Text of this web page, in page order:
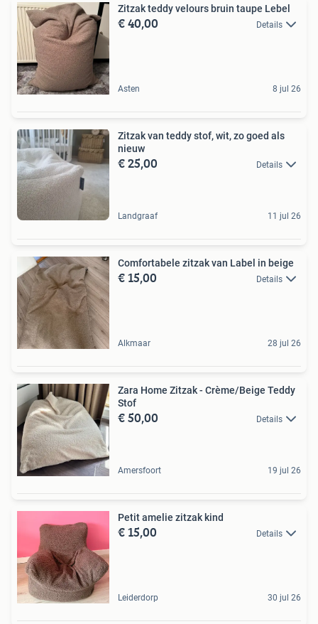
Zitzak teddy velours bruin taupe Lebel
€ 40,00 Details
Asten 8 jul 26
Zitzak van teddy stof, wit, zo goed als
nieuw
€ 25,00 Details
Landgraaf 11 jul 26
Comfortabele zitzak van Label in beige
€ 15,00 Details
Alkmaar 28 jul 26
Zara Home Zitzak - Crème/Beige Teddy
Stof
€ 50,00 Details
Amersfoort 19 jul 26
Petit amelie zitzak kind
€ 15,00 Details
Leiderdorp 30 jul 26